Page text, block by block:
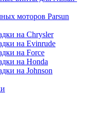
моторов Parsun
на Chrysler
на Evinrude
на Force
на Honda
на Johnson